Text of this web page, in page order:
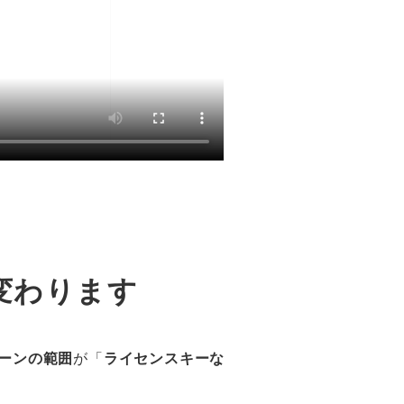
わります
ンの範囲 が「ライセンスキーな